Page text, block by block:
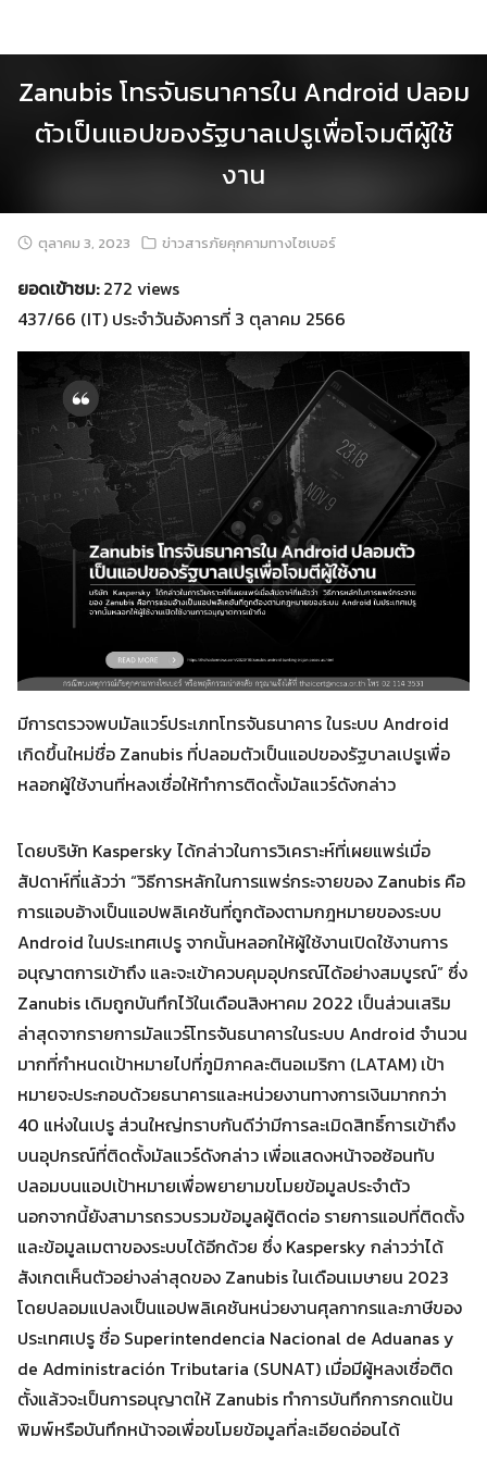
Search
for:
Zanubis โทรจันธนาคารใน Android ปลอม
ตัวเป็นแอปของรัฐบาลเปรูเพื่อโจมตีผู้ใช้
งาน
ตุลาคม 3, 2023 ข่าวสารภัยคุกคามทางไซเบอร์
ยอดเข้าชม:272 views
437/66 (IT) ประจำวันอังคารที่ 3 ตุลาคม 2566
มีการตรวจพบมัลแวร์ประเภทโทรจันธนาคาร ในระบบ Android
เกิดขึ้นใหม่ชื่อ Zanubis ที่ปลอมตัวเป็นแอปของรัฐบาลเปรูเพื่อ
หลอกผู้ใช้งานที่หลงเชื่อให้ทำการติดตั้งมัลแวร์ดังกล่าว
โดยบริษัท Kaspersky ได้กล่าวในการวิเคราะห์ที่เผยแพร่เมื่อ
สัปดาห์ที่แล้วว่า “วิธีการหลักในการแพร่กระจายของ Zanubis คือ
การแอบอ้างเป็นแอปพลิเคชันที่ถูกต้องตามกฎหมายของระบบ
Android ในประเทศเปรู จากนั้นหลอกให้ผู้ใช้งานเปิดใช้งานการ
อนุญาตการเข้าถึง และจะเข้าควบคุมอุปกรณ์ได้อย่างสมบูรณ์” ซึ่ง
Zanubis เดิมถูกบันทึกไว้ในเดือนสิงหาคม 2022 เป็นส่วนเสริม
ล่าสุดจากรายการมัลแวร์โทรจันธนาคารในระบบ Android จำนวน
มากที่กำหนดเป้าหมายไปที่ภูมิภาคละตินอเมริกา (LATAM) เป้า
หมายจะประกอบด้วยธนาคารและหน่วยงานทางการเงินมากกว่า
40 แห่งในเปรู ส่วนใหญ่ทราบกันดีว่ามีการละเมิดสิทธิ์การเข้าถึง
บนอุปกรณ์ที่ติดตั้งมัลแวร์ดังกล่าว เพื่อแสดงหน้าจอซ้อนทับ
ปลอมบนแอปเป้าหมายเพื่อพยายามขโมยข้อมูลประจำตัว
นอกจากนี้ยังสามารถรวบรวมข้อมูลผู้ติดต่อ รายการแอปที่ติดตั้ง
และข้อมูลเมตาของระบบได้อีกด้วย ซึ่ง Kaspersky กล่าวว่าได้
สังเกตเห็นตัวอย่างล่าสุดของ Zanubis ในเดือนเมษายน 2023
โดยปลอมแปลงเป็นแอปพลิเคชันหน่วยงานศุลกากรและภาษีของ
ประเทศเปรู ชื่อ Superintendencia Nacional de Aduanas y
de Administración Tributaria (SUNAT) เมื่อมีผู้หลงเชื่อติด
ตั้งแล้วจะเป็นการอนุญาตให้ Zanubis ทำการบันทึกการกดแป้น
พิมพ์หรือบันทึกหน้าจอเพื่อขโมยข้อมูลที่ละเอียดอ่อนได้